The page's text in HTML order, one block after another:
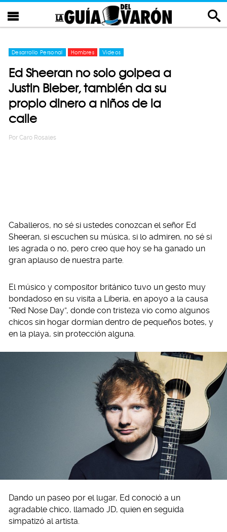
Desarrollo Personal Hombres Videos
Ed Sheeran no solo golpea a
Justin Bieber, también da su
propio dinero a niños de la
calle
Por Caro Rosales
Caballeros, no sé si ustedes conozcan el señor Ed
Sheeran, si escuchen su música, si lo admiren, no sé si
les agrada o no, pero creo que hoy se ha ganado un
gran aplauso de nuestra parte.
El músico y compositor británico tuvo un gesto muy
bondadoso en su visita a Liberia, en apoyo a la causa
“Red Nose Day”, donde con tristeza vio como algunos
chicos sin hogar dormían dentro de pequeños botes, y
en la playa, sin protección alguna.
Dando un paseo por el lugar, Ed conoció a un
agradable chico, llamado JD, quien en seguida
simpatizó al artista.